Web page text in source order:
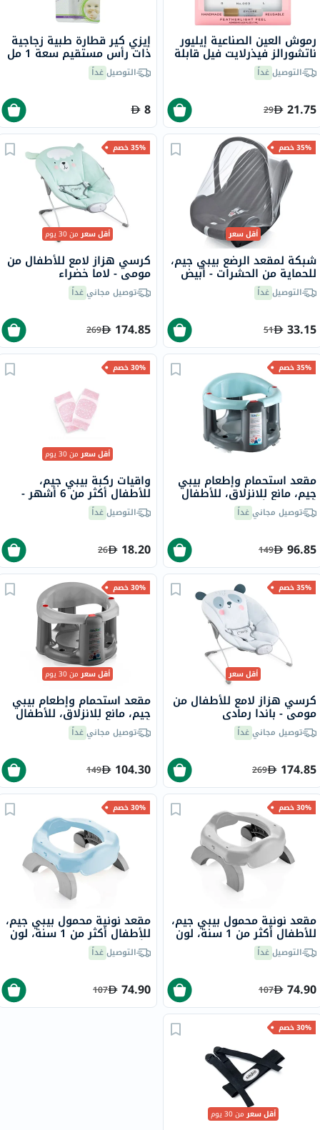
رموش العين الصناعية إيليور
ناتشورالز فيذرلايت فيل قابلة
لإعادة الاستخدام رقم 003
قطعتين
التوصيلغداً
21.75
29
إيزي كير قطارة طبية زجاجية
ذات رأس مستقيم سعة 1 مل
19349
التوصيلغداً
8
35% خصم
أقل سعر
شبكة لمقعد الرضع بيبي جيم،
للحماية من الحشرات - أبيض
التوصيلغداً
33.15
51
35% خصم
أقل سعرمن 30 يوم
كرسي هزاز لامع للأطفال من
مومي - لاما خضراء
توصيل مجانيغداً
174.85
269
35% خصم
مقعد استحمام وإطعام بيبي
جيم، مانع للانزلاق، للأطفال
أكثر من 6 أشهر - تركوازي
توصيل مجانيغداً
96.85
149
30% خصم
أقل سعرمن 30 يوم
واقيات ركبة بيبي جيم،
للأطفال أكثر من 6 أشهر -
ورديالتوصيلغداً
18.20
26
35% خصم
أقل سعر
كرسي هزاز لامع للأطفال من
مومي - باندا رمادي
توصيل مجانيغداً
174.85
269
30% خصم
أقل سعرمن 30 يوم
مقعد استحمام وإطعام بيبي
جيم، مانع للانزلاق، للأطفال
أكثر من 6 أشهر - رمادي
توصيل مجانيغداً
104.30
149
30% خصم
مقعد نونية محمول بيبي جيم،
للأطفال أكثر من 1 سنة، لون
- رمادي
التوصيلغداً
74.90
107
30% خصم
مقعد نونية محمول بيبي جيم،
للأطفال أكثر من 1 سنة، لون
- أزرقالتوصيلغداً
74.90
107
30% خصم
أقل سعرمن 30 يوم